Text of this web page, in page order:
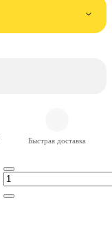
Быстрая доставка